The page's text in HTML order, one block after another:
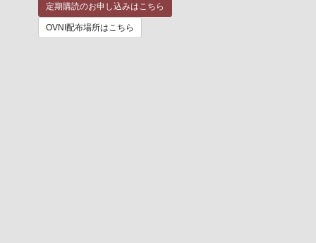
定期購読のお申し込みはこちら
OVNI配布場所はこちら